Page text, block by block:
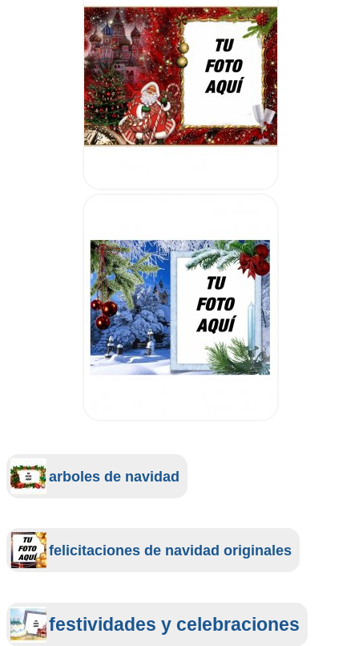
arboles de navidad
felicitaciones de navidad originales
festividades y celebraciones